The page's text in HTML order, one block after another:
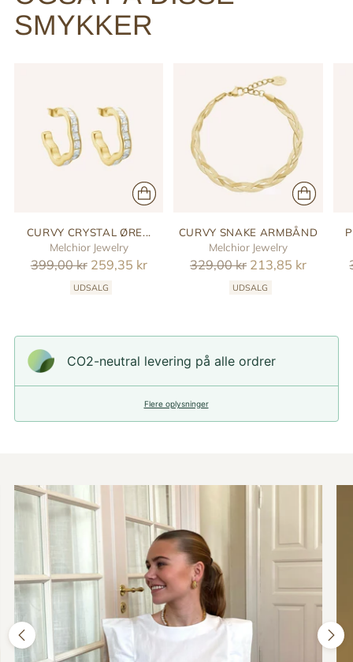
SMYKKER
CURVY CRYSTAL ØRE...
Melchior Jewelry
Reguler
399,00 kr 259,35 kr
UDSALG
CURVY SNAKE ARMBÅND
Melchior Jewelry
Reguler
329,00 kr 213,85 kr
UDSALG
CO2-neutral levering på alle ordrer
Flere oplysninger